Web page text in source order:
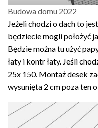
Budowa domu 2022
Jeżeli chodzi o dach to
będziecie mogli położyć
Będzie można tu użyć
łaty i kontr łaty. Jeśli
25x 150. Montaż desek
wysunięta 2 cm poza ten